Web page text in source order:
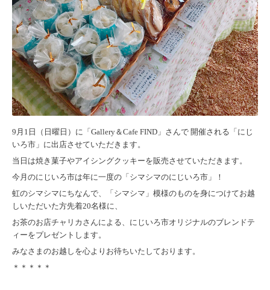
9月1日（日曜日）に「 Gallery＆Cafe FIND 」さんで 開催される「 にじ
いろ市 」に出店させていただきます。
当日は焼き菓子やアイシングクッキーを販売させていただきます。
今月のにじいろ市は年に一度の「 シマシマのにじいろ市 」！
虹のシマシマにちなんで、
「シマシマ」模様のものを身につけてお越
しいただいた方先着20名様に、
お茶のお店チャリカ さんによる、にじいろ市オリジナルのブレンドテ
ィーをプレゼントします。
みなさまのお越しを心よりお待ちいたしております。
＊＊＊＊＊